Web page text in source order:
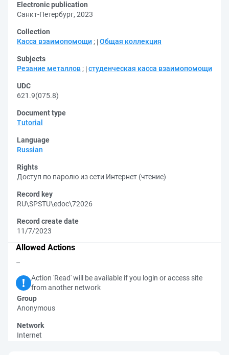
Electronic publication
Санкт-Петербург, 2023
Collection
Касса взаимопомощи ; Общая коллекция
Subjects
Резание металлов ; студенческая касса взаимопомощи
UDC
621.9(075.8)
Document type
Tutorial
Language
Russian
Rights
Доступ по паролю из сети Интернет (чтение)
Record key
RU\SPSTU\edoc\72026
Record create date
11/7/2023
Allowed Actions
–
Action 'Read' will be available if you login or access site
from another network
Group
Anonymous
Network
Internet